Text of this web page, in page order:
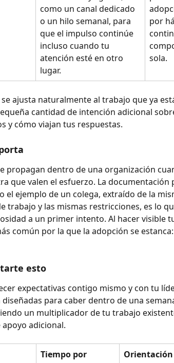
como un canal dedicado
o un hilo semanal, para
que el impulso continúe
incluso cuando tu
atención esté en otro
lugar.
por
sola.
ajusta naturalmente al trabajo que ya
cantidad de intención adicional
y cómo viajan tus respuestas.
propagan dentro de una organización
que valen el esfuerzo. La documentación
el ejemplo de un colega, extraído de la
trabajo y las mismas restricciones, es lo
a un primer intento. Al hacer visible
común por la que la adopción se
esto
expectativas contigo mismo y con tu
para caber dentro de una
un multiplicador de tu trabajo
adicional.
Tiempo por
Orientación